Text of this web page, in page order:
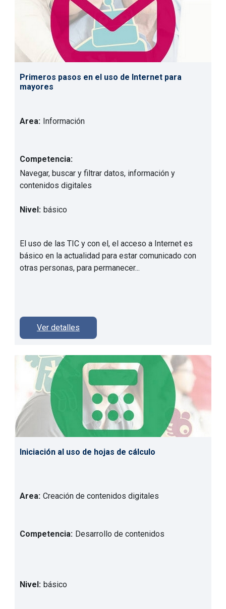
Primeros pasos en el uso de Internet para
mayores
Area: Información
Competencia:
Navegar, buscar y filtrar datos, información y
contenidos digitales
Nivel: básico
El uso de las TIC y con el, el acceso a Internet es
básico en la actualidad para estar comunicado con
otras personas, para permanecer...
Ver detalles
Iniciación al uso de hojas de cálculo
Area: Creación de contenidos digitales
Competencia: Desarrollo de contenidos
Nivel: básico